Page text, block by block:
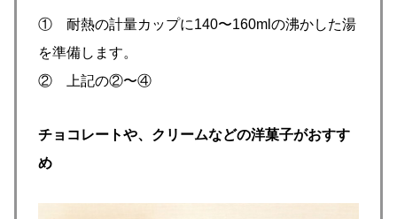
① 耐熱の計量カップに140〜160mlの沸かした湯
を準備します。
② 上記の②〜④
チョコレートや、クリームなどの洋菓子がおすす
め